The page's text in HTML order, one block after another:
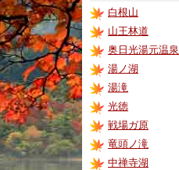
白根山
山王林道
奥日光湯元温泉
湯ノ湖
湯滝
光徳
戦場ガ原
竜頭ノ滝
中禅寺湖